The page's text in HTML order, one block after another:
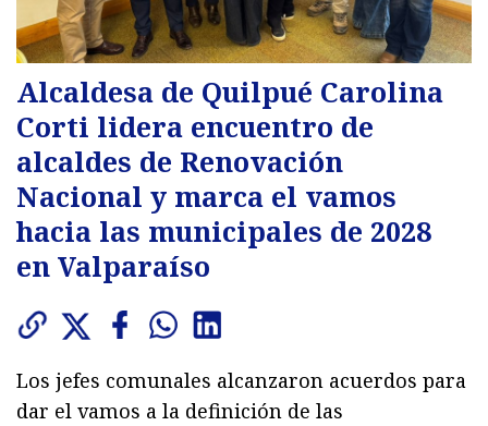
Alcaldesa de Quilpué Carolina
Corti lidera encuentro de
alcaldes de Renovación
Nacional y marca el vamos
hacia las municipales de 2028
en Valparaíso
Los jefes comunales alcanzaron acuerdos para
dar el vamos a la definición de las